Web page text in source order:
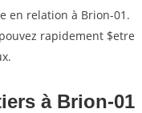
en relation à Brion-01.
rapidement $etre
à Brion-01